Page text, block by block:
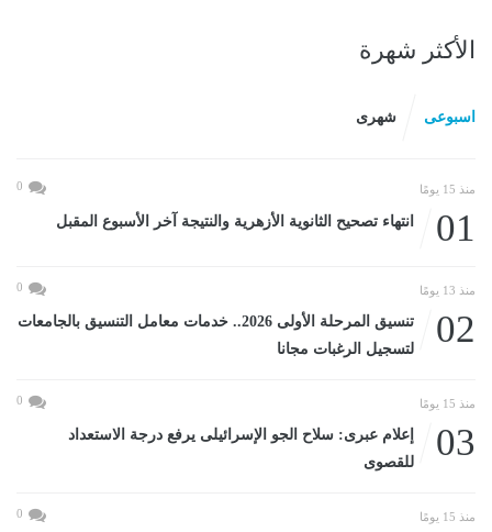
الأكثر شهرة
اسبوعى شهرى
منذ 15 يومًا 0
01 انتهاء تصحيح الثانوية الأزهرية والنتيجة آخر الأسبوع المقبل
منذ 13 يومًا 0
02
تنسيق المرحلة الأولى 2026.. خدمات معامل التنسيق بالجامعات
لتسجيل الرغبات مجانا
منذ 15 يومًا 0
03
إعلام عبرى: سلاح الجو الإسرائيلى يرفع درجة الاستعداد
للقصوى
منذ 15 يومًا 0